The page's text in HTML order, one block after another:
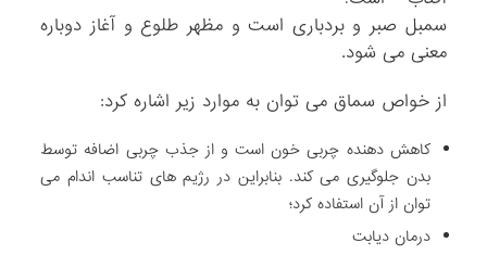
سمبل صبر و بردباری است و مظهر طلوع و آغاز دوباره
معنی می شود.
از خواص سماق می توان به موارد زیر اشاره کرد:
کاهش دهنده چربی خون است و از جذب چربی اضافه توسط
بدن جلوگیری می کند. بنابراین در رژیم های تناسب اندام می
توان از آن استفاده کرد؛
درمان دیابت